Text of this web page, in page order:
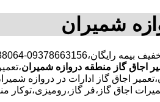
شمیران
اجاق گاز منطقه دروازه شمیران
اجاق گاز ادارات در دروازه
اجاق گاز،فر گاز،رومیزی،توکار